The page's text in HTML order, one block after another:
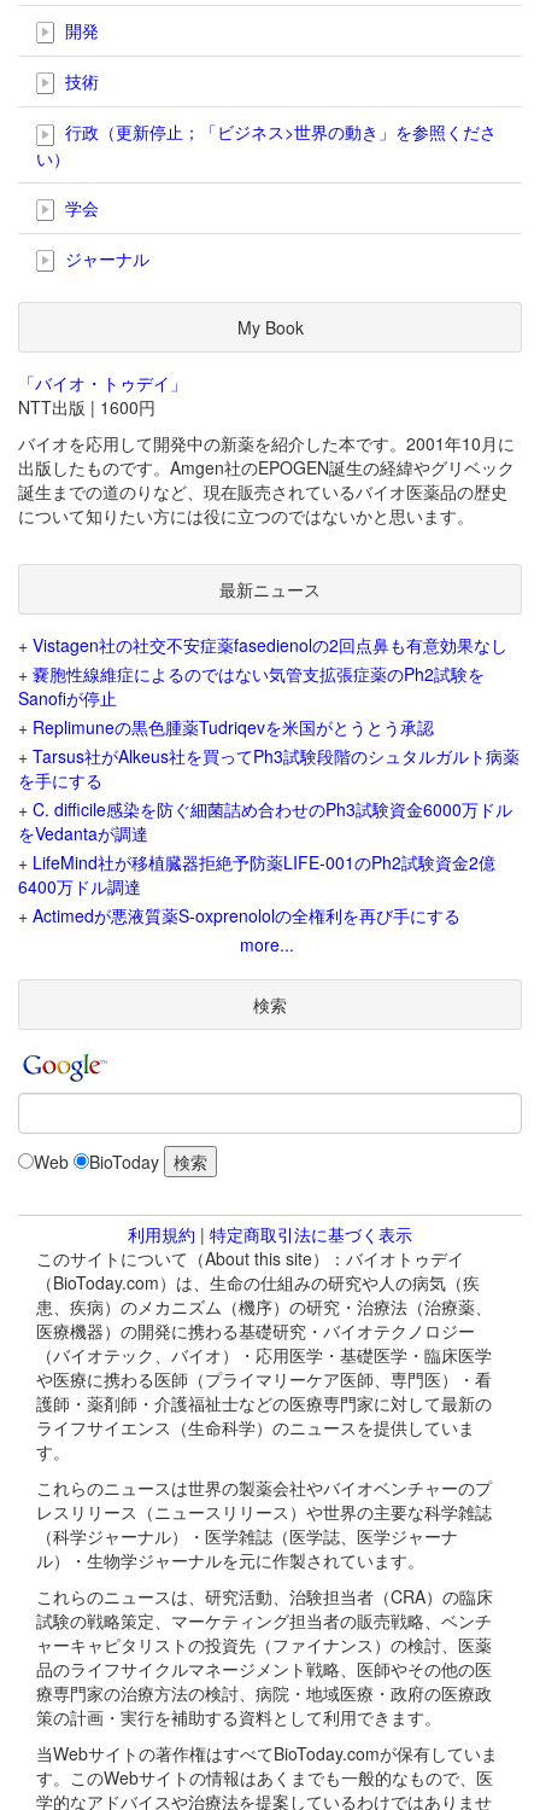
開発
技術
行政（更新停止；「ビジネス>世界の動き」を参照くださ
い）
学会
ジャーナル
My Book
「バイオ・トゥデイ」
NTT出版 | 1600円
バイオを応用して開発中の新薬を紹介した本です。2001年10月に
出版したものです。Amgen社のEPOGEN誕生の経緯やグリベック
誕生までの道のりなど、現在販売されているバイオ医薬品の歴史
について知りたい方には役に立つのではないかと思います。
最新ニュース
+ Vistagen社の社交不安症薬fasedienolの2回点鼻も有意効果なし
+ 嚢胞性線維症によるのではない気管支拡張症薬のPh2試験を
Sanofiが停止
+ Replimuneの黒色腫薬Tudriqevを米国がとうとう承認
+ Tarsus社がAlkeus社を買ってPh3試験段階のシュタルガルト病薬
を手にする
+ C. difficile感染を防ぐ細菌詰め合わせのPh3試験資金6000万ドル
をVedantaが調達
+ LifeMind社が移植臓器拒絶予防薬LIFE-001のPh2試験資金2億
6400万ドル調達
+ Actimedが悪液質薬S-oxprenololの全権利を再び手にする
more...
検索
Web BioToday
利用規約 | 特定商取引法に基づく表示
このサイトについて（About this site）：バイオトゥデイ
（BioToday.com）は、生命の仕組みの研究や人の病気（疾
患、疾病）のメカニズム（機序）の研究・治療法（治療薬、
医療機器）の開発に携わる基礎研究・バイオテクノロジー
（バイオテック、バイオ）・応用医学・基礎医学・臨床医学
や医療に携わる医師（プライマリーケア医師、専門医）・看
護師・薬剤師・介護福祉士などの医療専門家に対して最新の
ライフサイエンス（生命科学）のニュースを提供していま
す。
これらのニュースは世界の製薬会社やバイオベンチャーのプ
レスリリース（ニュースリリース）や世界の主要な科学雑誌
（科学ジャーナル）・医学雑誌（医学誌、医学ジャーナ
ル）・生物学ジャーナルを元に作製されています。
これらのニュースは、研究活動、治験担当者（CRA）の臨床
試験の戦略策定、マーケティング担当者の販売戦略、ベンチ
ャーキャピタリストの投資先（ファイナンス）の検討、医薬
品のライフサイクルマネージメント戦略、医師やその他の医
療専門家の治療方法の検討、病院・地域医療・政府の医療政
策の計画・実行を補助する資料として利用できます。
当Webサイトの著作権はすべてBioToday.comが保有していま
す。このWebサイトの情報はあくまでも一般的なもので、医
学的なアドバイスや治療法を提案しているわけではありませ